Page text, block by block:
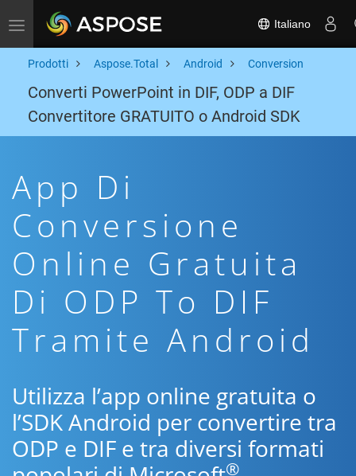
Toggle navigation Italiano
Prodotti Aspose.Total Android Conversion
Converti PowerPoint in DIF, ODP a DIF
Convertitore GRATUITO o Android SDK
App Di
Conversione
Online Gratuita
Di ODP To DIF
Tramite Android
Utilizza l’app online gratuita o
l’SDK Android per convertire tra
ODP e DIF e tra diversi formati
®